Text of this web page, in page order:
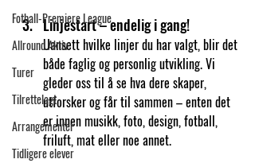
Fotball-Premiere League
Allround Aktiv
Turer
Tilrettelagt
Arrangementer
Tidligere elever
Linjestart – endelig i gang!
Uansett hvilke linjer du har valgt, blir det
både faglig og personlig utvikling. Vi
gleder oss til å se hva dere skaper,
utforsker og får til sammen – enten det
er innen musikk, foto, design, fotball,
friluft, mat eller noe annet.